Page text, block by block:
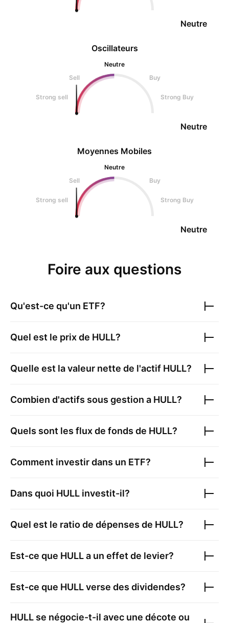
Oscillateurs
Neutre
Sell
Buy
Strong sell Strong Buy
Neutre
Neutre
Moyennes Mobiles
Neutre
Sell
Buy
Strong sell Strong Buy
Neutre
Foire aux questions
Qu'est-ce qu'un ETF?
Quel est le prix de HULL?
Quelle est la valeur nette de l'actif HULL?
Combien d'actifs sous gestion a HULL?
Quels sont les flux de fonds de HULL?
Comment investir dans un ETF?
Dans quoi HULL investit-il?
Quel est le ratio de dépenses de HULL?
Est-ce que HULLa un effet de levier?
Est-ce que HULLverse des dividendes?
HULL se négocie-t-il avec une décote ou